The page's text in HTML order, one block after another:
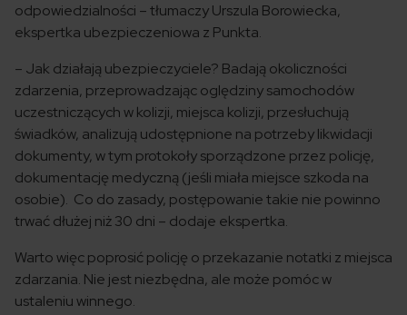
odpowiedzialności – tłumaczy Urszula Borowiecka,
ekspertka ubezpieczeniowa z Punkta.
– Jak działają ubezpieczyciele? Badają okoliczności
zdarzenia, przeprowadzając oględziny samochodów
uczestniczących w kolizji, miejsca kolizji, przesłuchują
świadków, analizują udostępnione na potrzeby likwidacji
dokumenty, w tym protokoły sporządzone przez policję,
dokumentację medyczną (jeśli miała miejsce szkoda na
osobie). Co do zasady, postępowanie takie nie powinno
trwać dłużej niż 30 dni – dodaje ekspertka.
Warto więc poprosić policję o przekazanie notatki z miejsca
zdarzania. Nie jest niezbędna, ale może pomóc w
ustaleniu winnego.